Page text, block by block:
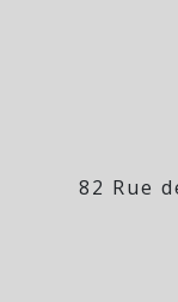
82 Rue de la Croix Blanche, 49100